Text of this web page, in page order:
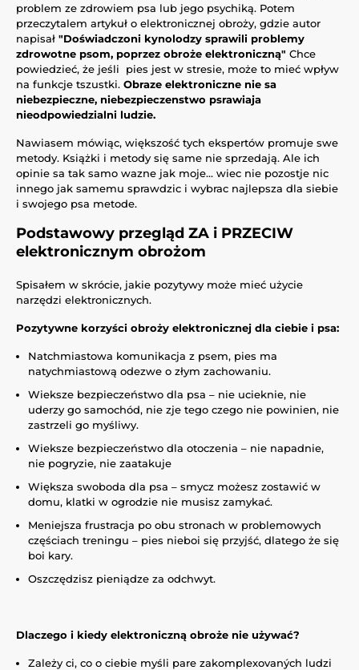
problem ze zdrowiem psa lub jego psychiką. Potem
przeczytalem artykuł o elektronicznej obroży, gdzie autor
napisał "Doświadczoni kynolodzy sprawili problemy
zdrowotne psom, poprzez obroże elektroniczną" Chce
powiedzieć, że jeśli pies jest w stresie, może to mieć wpływ
na funkcje tszustki. Obraze elektroniczne nie sa
niebezpieczne, niebezpieczenstwo psrawiaja
nieodpowiedzialni ludzie.
Nawiasem mówiąc, większość tych ekspertów promuje swe
metody. Książki i metody się same nie sprzedają. Ale ich
opinie sa tak samo wazne jak moje... wiec nie pozostje nic
innego jak samemu sprawdzic i wybrac najlepsza dla siebie
i swojego psa metode.
Podstawowy przegląd ZA i PRZECIW
elektronicznym obrożom
Spisałem w skrócie, jakie pozytywy może mieć użycie
narzędzi elektronicznych.
Pozytywne korzyści obroży elektronicznej dla ciebie i psa:
Natchmiastowa komunikacja z psem, pies ma
natychmiastową odezwe o złym zachowaniu.
Wieksze bezpieczeństwo dla psa – nie ucieknie, nie
uderzy go samochód, nie zje tego czego nie powinien, nie
zastrzeli go myśliwy.
Wieksze bezpieczeństwo dla otoczenia – nie napadnie,
nie pogryzie, nie zaatakuje
Większa swoboda dla psa – smycz możesz zostawić w
domu, klatki w ogrodzie nie musisz zamykać.
Meniejsza frustracja po obu stronach w problemowych
częściach treningu – pies nieboi się przyjść, dlatego że się
boi kary.
Oszczędzisz pieniądze za odchwyt.
Dlaczego i kiedy elektroniczną obroże nie używać?
Zależy ci, co o ciebie myśli pare zakomplexovaných ludzi